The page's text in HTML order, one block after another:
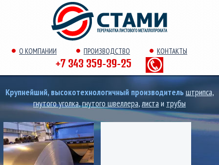
О КОМПАНИИ ПРОИЗВОДСТВО КОНТАКТЫ
+7 343 359-39-25
Крупнейший, высокотехнологичный производительштрипса,
гнутого уголка,гнутого швеллера,листаи трубы